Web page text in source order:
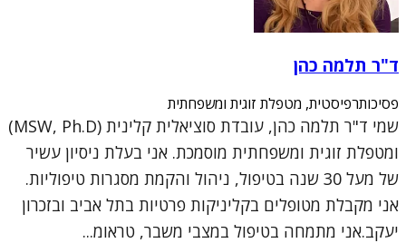
ד"ר תלמה כהן
פסיכותרפיסטית, מטפלת זוגית ומשפחתית
שמי ד"ר תלמה כהן, עובדת סוציאלית קלינית (MSW, Ph.D)
ומטפלת זוגית ומשפחתית מוסמכת. אני בעלת ניסיון עשיר
של מעל 30 שנה בטיפול, ניהול והקמת מסגרות טיפוליות.
אני מקבלת מטופלים בקליניקות פרטיות בתל אביב ובזכרון
יעקב.אני מתמחה בטיפול במצבי משבר, טראומ...